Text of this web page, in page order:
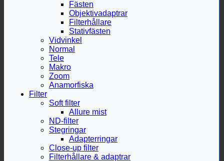
Fästen
Objektivadaptrar
Filterhållare
Stativfästen
Vidvinkel
Normal
Tele
Makro
Zoom
Anamorfiska
Filter
Soft filter
Allure mist
ND-filter
Stegringar
Adapterringar
Close-up filter
Filterhållare & adaptrar